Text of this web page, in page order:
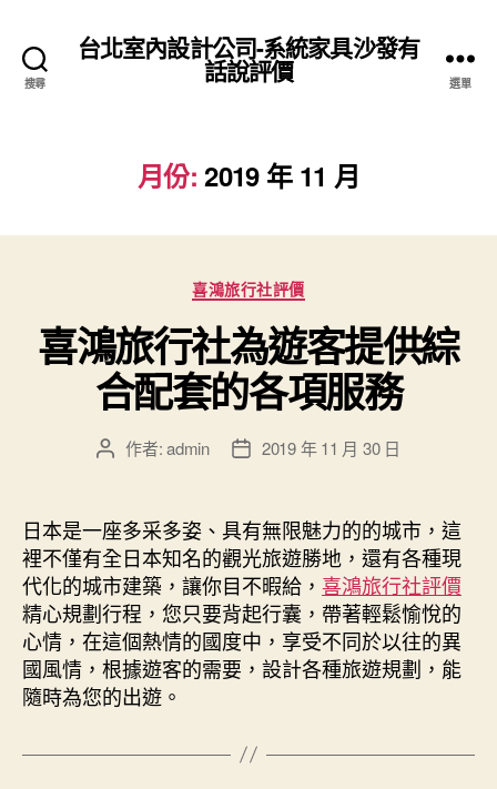
搜尋
台北室內設計公司-系統家具沙發有
話說評價 選單
月份: 2019 年 11 月
分
類
喜鴻旅行社評價
喜鴻旅行社為遊客提供綜
合配套的各項服務
文
者
作者:admin
文
佈
日
期
2019 年 11 月 30 日
日本是一座多采多姿、具有無限魅力的的城市，這
裡不僅有全日本知名的觀光旅遊勝地，還有各種現
代化的城市建築，讓你目不暇給， 喜鴻旅行社評價
精心規劃行程，您只要背起行囊，帶著輕鬆愉悅的
心情，在這個熱情的國度中，享受不同於以往的異
國風情，根據遊客的需要，設計各種旅遊規劃，能
隨時為您的出遊。